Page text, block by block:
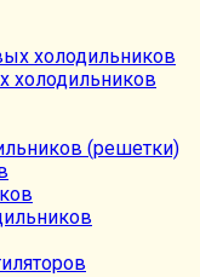
холодильников
(решетки)